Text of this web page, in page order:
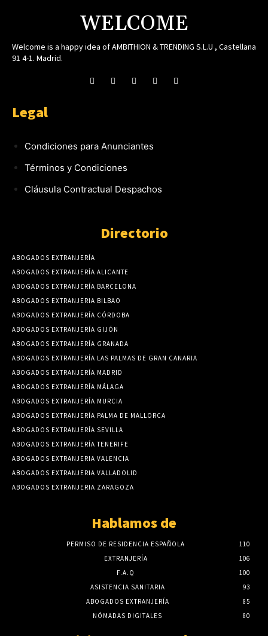
WELCOME
Welcome is a happy idea of AMBITHION & TRENDING S.L.U , Castellana
91 4-1. Madrid.
Legal
Condiciones para Anunciantes
Términos y Condiciones
Cláusula Contractual Despachos
Directorio
ABOGADOS EXTRANJERÍA
ABOGADOS EXTRANJERÍA ALICANTE
ABOGADOS EXTRANJERÍA BARCELONA
ABOGADOS EXTRANJERIA BILBAO
ABOGADOS EXTRANJERÍA CÓRDOBA
ABOGADOS EXTRANJERÍA GIJÓN
ABOGADOS EXTRANJERÍA GRANADA
ABOGADOS EXTRANJERÍA LAS PALMAS DE GRAN CANARIA
ABOGADOS EXTRANJERÍA MADRID
ABOGADOS EXTRANJERÍA MÁLAGA
ABOGADOS EXTRANJERÍA MURCIA
ABOGADOS EXTRANJERÍA PALMA DE MALLORCA
ABOGADOS EXTRANJERÍA SEVILLA
ABOGADOS EXTRANJERÍA TENERIFE
ABOGADOS EXTRANJERIA VALENCIA
ABOGADOS EXTRANJERIA VALLADOLID
ABOGADOS EXTRANJERIA ZARAGOZA
Hablamos de
PERMISO DE RESIDENCIA ESPAÑOLA
110
EXTRANJERÍA
106
F.A.Q
100
ASISTENCIA SANITARIA
93
ABOGADOS EXTRANJERÍA
85
NÓMADAS DIGITALES
80